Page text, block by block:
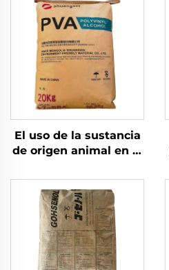
El uso de la sustancia
de origen animal en el
composición de la
sustancia de origen
animal.